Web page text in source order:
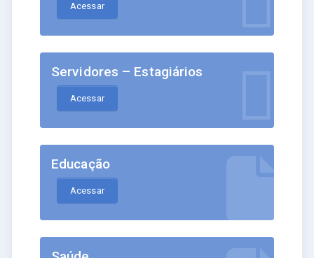
Acessar
Servidores – Estagiários
Acessar
Educação
Acessar